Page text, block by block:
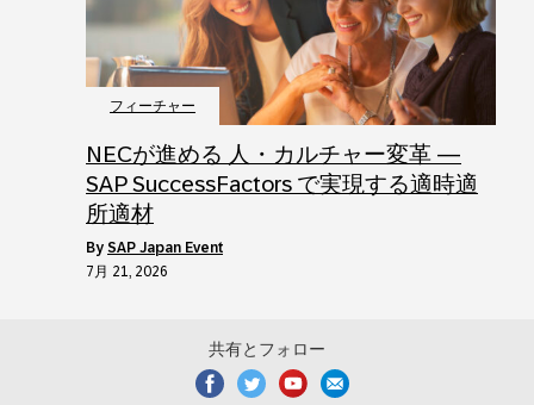
フィーチャー
NECが進める 人・カルチャー変革 ―
SAP SuccessFactors で実現する適時適
所適材
by SAP Japan Event
7月 21, 2026
共有とフォロー